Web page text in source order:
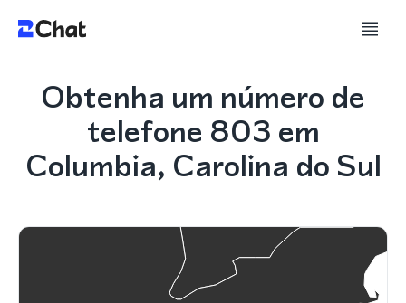
Obtenha um número de
telefone 803 em
Columbia, Carolina do Sul